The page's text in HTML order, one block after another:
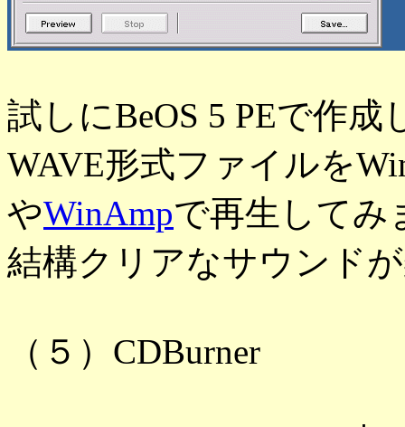
試しにBeOS 5 PEで作
WAVE形式ファイルを
やWinAmpで再生してみ
結構クリアなサウンド
（５）CDBurner